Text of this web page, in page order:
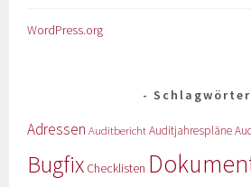
WordPress.org
Schlagwörter
Adressen AuditberichtAuditjahrespläne
Bugfix Checklisten